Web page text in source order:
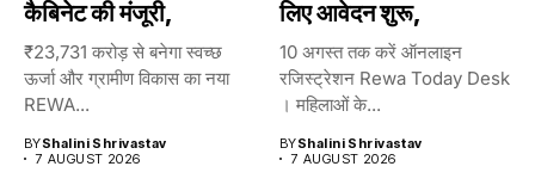
कैबिनेट की मंजूरी,
₹23,731 करोड़ से बनेगा स्वच्छ
ऊर्जा और ग्रामीण विकास का नया
REWA...
BYShalini Shrivastav
7 AUGUST 2026
लिए आवेदन शुरू,
10 अगस्त तक करें ऑनलाइन
रजिस्ट्रेशन Rewa Today Desk
। महिलाओं के...
BYShalini Shrivastav
7 AUGUST 2026